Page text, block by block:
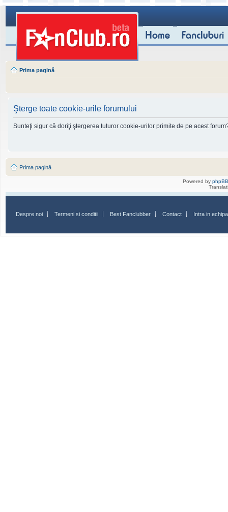
Prima pagină
Şterge toate cookie-urile forumului
Sunteţi sigur că doriţi ştergerea tuturor cookie-urilor primite de pe acest
Prima pagină
Powered by phpBB
Despre noi Termeni si conditii Best Fanclubber Contact Intra in